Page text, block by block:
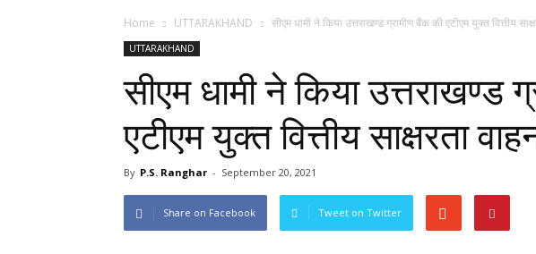
Home UTTARAKHAND सीएम धामी ने किया उत्तराखण्ड ग्रामीण बैंक की एटीएम युक्त वित्तीय
UTTARAKHAND
सीएम धामी ने किया उत्तराखण्ड
एटीएम युक्त वित्तीय साक्षरता
By P.S. Ranghar - September 20, 2021
Share on Facebook Tweet on Twitter